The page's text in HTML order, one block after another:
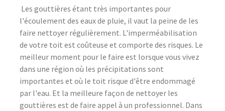
Les gouttières étant très importantes pour
l'écoulement des eaux de pluie, il vaut la peine de les
faire nettoyer régulièrement. L'imperméabilisation
de votre toit est coûteuse et comporte des risques. Le
meilleur moment pour le faire est lorsque vous vivez
dans une région où les précipitations sont
importantes et où le toit risque d'être endommagé
par l'eau. Et la meilleure façon de nettoyer les
gouttières est de faire appel à un professionnel. Dans